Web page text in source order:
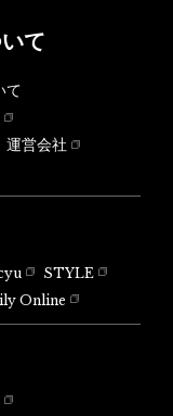
て
て
運営会社
STYLE
Online